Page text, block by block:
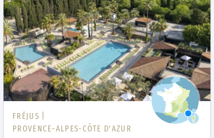
FRÉJUS |
PROVENCE-ALPES-CÔTE D'AZUR